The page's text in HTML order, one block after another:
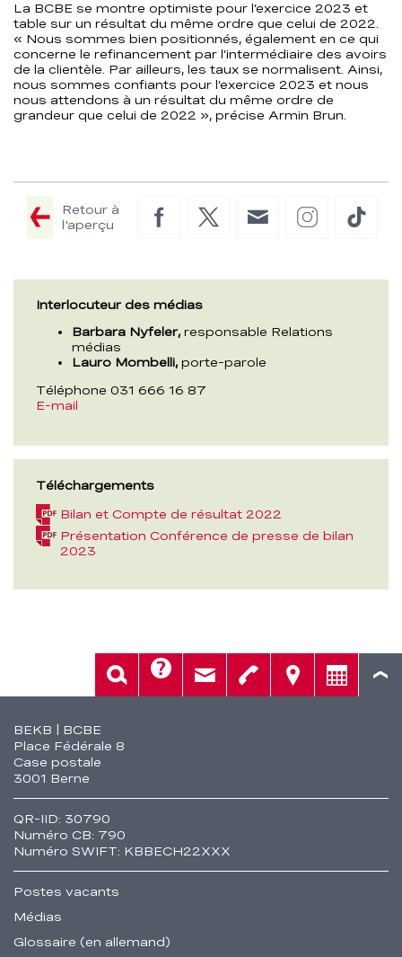
Interlocuteur des médias
Barbara Nyfeler, responsable Relations
médias
Lauro Mombelli, porte-parole
Téléphone 031 666 16 87
E-mail
Téléchargements
Bilan et Compte de résultat 2022
(PDF,
586,2
KB)
Présentation Conférence de presse de bilan
2023
(PDF,
903,8
La BCBE se montre optimiste pour l’exercice 2023 et
table sur un résultat du même ordre que celui de 2022.
« Nous sommes bien positionnés, également en ce qui
concerne le refinancement par l’intermédiaire des avoirs
de la clientèle. Par ailleurs, les taux se normalisent. Ainsi,
nous sommes confiants pour l’exercice 2023 et nous
nous attendons à un résultat du même ordre de
grandeur que celui de 2022 », précise Armin Brun.
Retour à
l'aperçu
FacebookTwitter
E-
Instagram
Fusszeile
BEKB | BCBE
Place Fédérale 8
Case postale
3001 Berne
QR-IID: 30790
Numéro CB: 790
Numéro SWIFT: KBBECH22XXX
Postes vacants
Médias
Glossaire (en allemand)